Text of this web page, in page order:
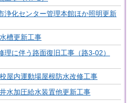
浄化センター管理本館ほか照明更新
槽更新工事
理に伴う路面復旧工事（路3-02）
屋内運動場屋根防水改修工事
水加圧給水装置他更新工事